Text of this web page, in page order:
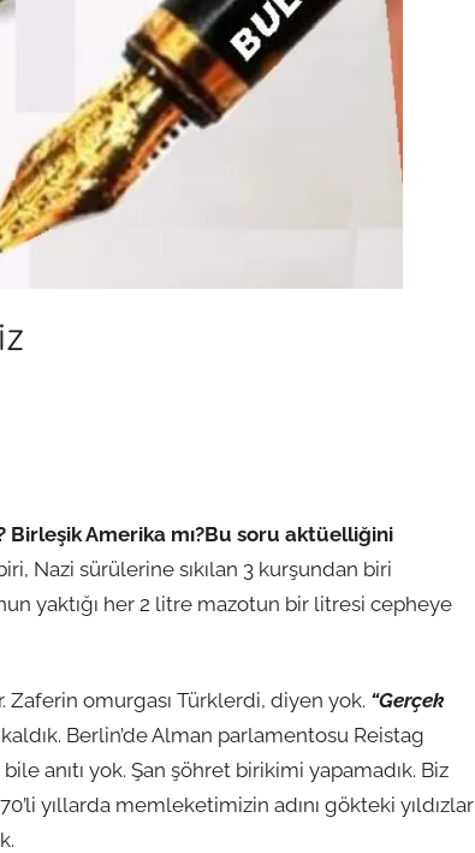
Birleşik Amerika mı?Bu soru aktüelliğini
Nazi sürülerine sıkılan 3 kurşundan biri
yaktığı her 2 litre mazotun bir litresi cepheye
Zaferin omurgası Türklerdi, diyen yok. “Gerçek
Berlin’de Alman parlamentosu Reistag
anıtı yok. Şan şöhret birikimi yapamadık. Biz
yıllarda memleketimizin adını gökteki yıldızlar